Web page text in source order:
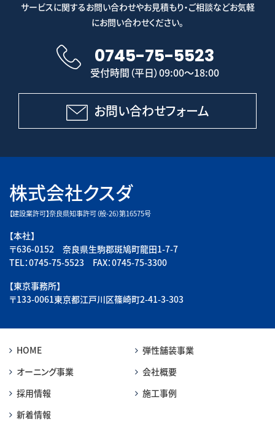
サービスに関するお問い合わせやお見積もり・ご相談などお気軽
にお問い合わせください。
0745-75-5523
受付時間（平日）09:00～18:00
お問い合わせフォーム
株式会社クスダ
【建設業許可】奈良県知事許可（般-26）第16575号
【本社】
〒636-0152 奈良県生駒郡斑鳩町龍田1-7-7
TEL：0745-75-5523 FAX：0745-75-3300
【東京事務所】
〒133-0061東京都江戸川区篠崎町2-41-3-303
HOME
弾性舗装事業
オーニング事業
会社概要
採用情報
施工事例
新着情報